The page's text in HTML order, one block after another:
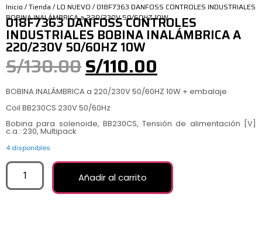
Inicio /Tienda /LO NUEVO / 018F7363 DANFOSS CONTROLES INDUSTRIALES
BOBINA INALÁMBRICA a 220/230V 50/60HZ 10W
018F7363 DANFOSS CONTROLES
INDUSTRIALES BOBINA INALÁMBRICA A
220/230V 50/60HZ 10W
S/130.00S/110.00
BOBINA INALÁMBRICA a 220/230V 50/60HZ 10W + embalaje
Coil BB230CS 230V 50/60Hz
Bobina para solenoide, BB230CS, Tensión de alimentación [V]
c.a.: 230, Multipack
4 disponibles
Añadir al carrito